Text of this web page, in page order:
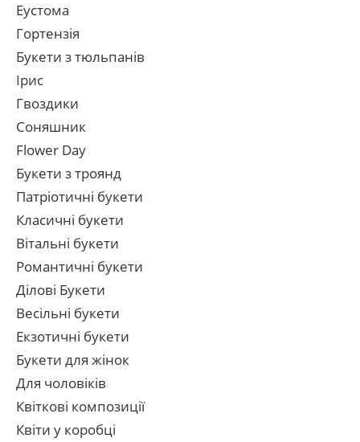
Еустома
Гортензія
Букети з тюльпанів
Ірис
Гвоздики
Соняшник
Flower Day
Букети з троянд
Патріотичні букети
Класичні букети
Вітальні букети
Романтичні букети
Ділові Букети
Весільні букети
Екзотичні букети
Букети для жінок
Для чоловіків
Квіткові композиції
Квіти у коробці